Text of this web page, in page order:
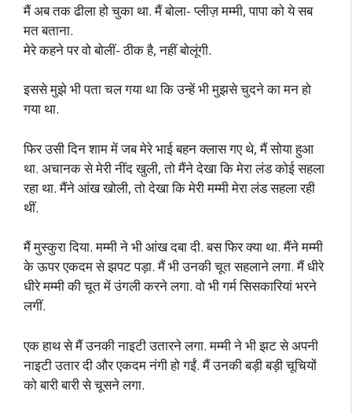
मैं अब तक ढीला हो चुका था. मैं बोला- प्लीज़ मम्मी, पापा को ये सब
मत बताना.
मेरे कहने पर वो बोलीं- ठीक है, नहीं बोलूंगी.
इससे मुझे भी पता चल गया था कि उन्हें भी मुझसे चुदने का मन हो
गया था.
फिर उसी दिन शाम में जब मेरे भाई बहन क्लास गए थे, मैं सोया हुआ
था. अचानक से मेरी नींद खुली, तो मैंने देखा कि मेरा लंड कोई सहला
रहा था. मैंने आंख खोली, तो देखा कि मेरी मम्मी मेरा लंड सहला रही
थीं.
मैं मुस्कुरा दिया. मम्मी ने भी आंख दबा दी. बस फिर क्या था. मैंने मम्मी
के ऊपर एकदम से झपट पड़ा. मैं भी उनकी चूत सहलाने लगा. मैं धीरे
धीरे मम्मी की चूत में उंगली करने लगा. वो भी गर्म सिसकारियां भरने
लगीं.
एक हाथ से मैं उनकी नाइटी उतारने लगा. मम्मी ने भी झट से अपनी
नाइटी उतार दी और एकदम नंगी हो गईं. मैं उनकी बड़ी बड़ी चूचियों
को बारी बारी से चूसने लगा.